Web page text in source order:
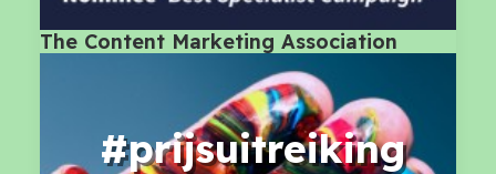
The Content Marketing Association
#prijsuitreiking